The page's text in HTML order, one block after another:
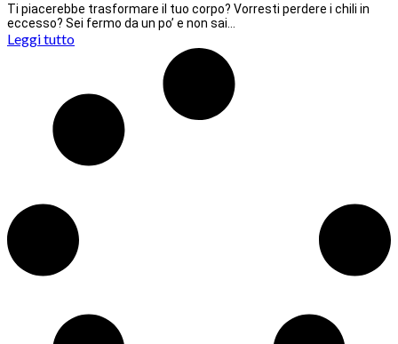
Ti piacerebbe trasformare il tuo corpo? Vorresti perdere i chili in
eccesso? Sei fermo da un po’ e non sai…
Leggi tutto